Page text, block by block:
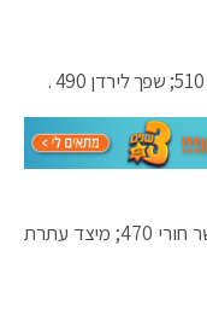
ירדן: גשר יוסף 560; גשר החמישה 480; גשר חורי 470; מיצד עתרת